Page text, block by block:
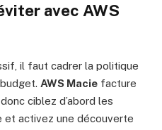
avec AWS
il faut cadrer la politique
AWS Macie facture
ciblez d’abord les
et activez une découverte